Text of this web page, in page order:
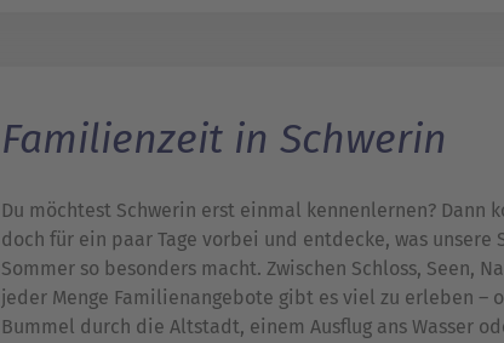
Familienzeit in Schwerin
Du möchtest Schwerin erst einmal kennenlernen? Dann
doch für ein paar Tage vorbei und entdecke, was unsere
Sommer so besonders macht. Zwischen Schloss, Seen,
jeder Menge Familienangebote gibt es viel zu erleben –
Bummel durch die Altstadt, einem Ausflug ans Wasser